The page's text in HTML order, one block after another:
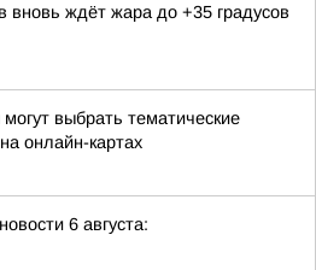
вновь ждёт жара до +35 градусов
выбрать тематические
онлайн-картах
6 августа: